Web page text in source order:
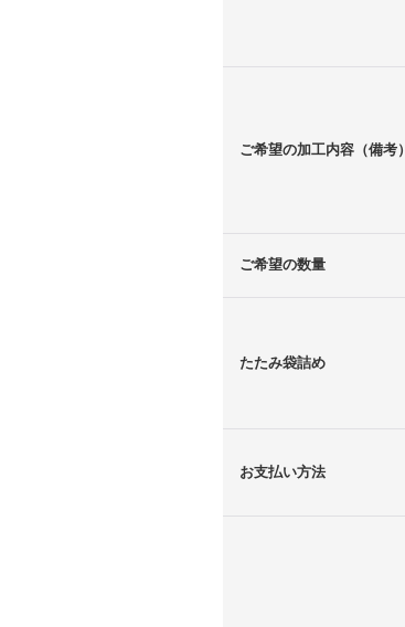
ご希望の加工内容（備考）
ご希望の数量
たたみ袋詰め
お支払い方法